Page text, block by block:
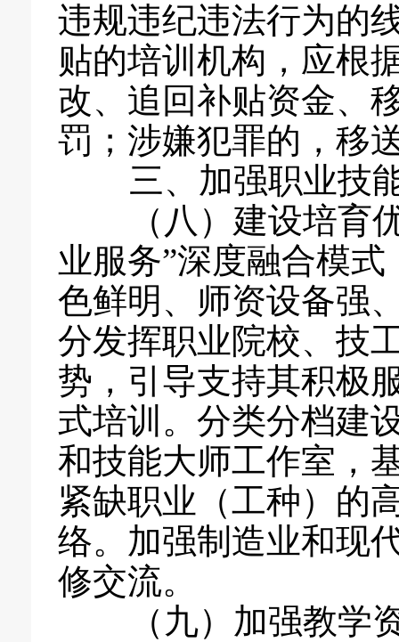
违规违纪违法行为的
贴的培训机构，应根
改、追回补贴资金、
罚；涉嫌犯罪的，移
三、加强职业技能
（八）建设培育优
业服务”深度融合模
色鲜明、师资设备强
分发挥职业院校、技
势，引导支持其积极
式培训。分类分档建
和技能大师工作室，
紧缺职业（工种）的
络。加强制造业和现
修交流。
（九）加强教学资